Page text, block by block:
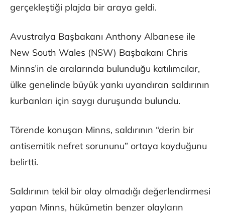
gerçekleştiği plajda bir araya geldi.
Avustralya Başbakanı Anthony Albanese ile
New South Wales (NSW) Başbakanı Chris
Minns’in de aralarında bulunduğu katılımcılar,
ülke genelinde büyük yankı uyandıran saldırının
kurbanları için saygı duruşunda bulundu.
Törende konuşan Minns, saldırının “derin bir
antisemitik nefret sorununu” ortaya koyduğunu
belirtti.
Saldırının tekil bir olay olmadığı değerlendirmesi
yapan Minns, hükümetin benzer olayların